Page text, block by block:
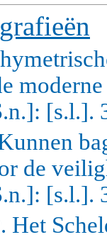
[s.l.].
de
[s.l.].
Het